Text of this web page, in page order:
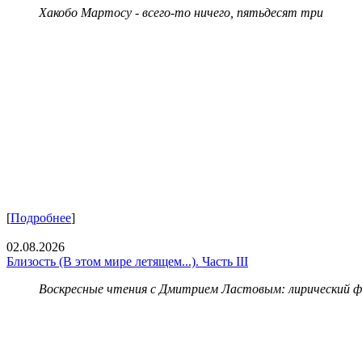
Хакобо Мартосу - всего-то ничего, пятьдесят три
[Подробнее]
02.08.2026
Близость (В этом мире летящем...). Часть III
Воскресные чтения с Дмитрием Ластовым: лирический